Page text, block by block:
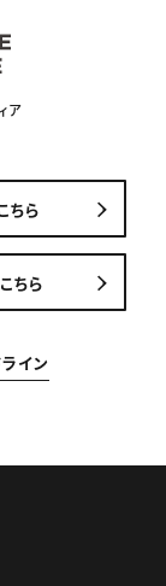
ア
ちら
ちら
イン